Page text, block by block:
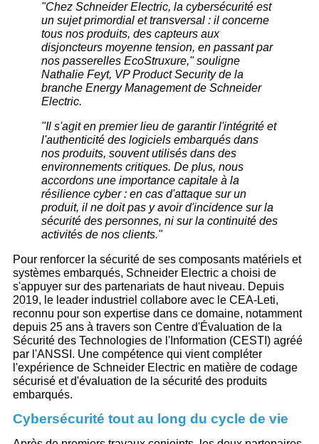
​"Chez Schneider Electric, la cybersécurité est
un sujet primordial et transversal : il concerne
tous nos produits, des capteurs aux
disjoncteurs moyenne tension, en passant par
nos passerelles EcoStruxure,"​ souligne
Nathalie Feyt, VP Product Security de la
branche Energy Management de Schneider
Electric.
"Il s'agit en premier lieu de garantir l'intégrité et
l'authenticité des logiciels embarqués dans
nos produits, souvent utilisés dans des
environnements critiques. De plus, nous
accordons une importance capitale à la
résilience cyber : en cas d'attaque sur un
produit, il ne doit pas y avoir d'incidence sur la
sécurité des personnes, ni sur la continuité des
activités de nos clients."
Pour renforcer la sécurité de ses composants matériels et
systèmes embarqués, Schneider Electric a choisi de
s'appuyer sur des partenariats de haut niveau. Depuis
2019, le leader industriel collabore avec le CEA-Leti,
reconnu pour son expertise dans ce domaine, notamment
depuis 25 ans à travers son Centre d'Évaluation de la
Sécurité des Technologies de l'Information (CESTI) agréé
par l'ANSSI. Une compétence qui vient compléter
l'expérience de Schneider Electric en matière de codage
sécurisé et d'évaluation de la sécurité des produits
embarqués.
Cybersécurité tout au long du cycle de vie